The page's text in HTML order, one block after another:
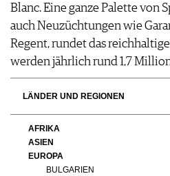
Blanc. Eine ganze Palette von
auch Neuzüchtungen wie
Regent, rundet das
werden jährlich rund 1,7
LÄNDER UND REGIONEN
AFRIKA
ASIEN
EUROPA
BULGARIEN